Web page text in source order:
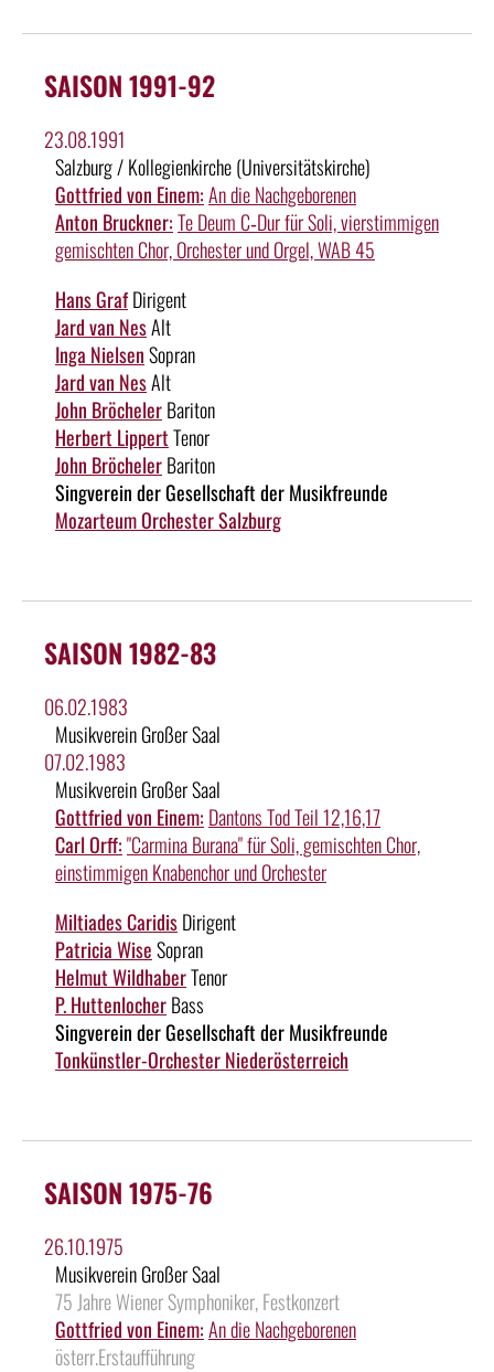
SAISON 1991-92
23.08.1991
Salzburg / Kollegienkirche (Universitätskirche)
Gottfried von Einem:An die Nachgeborenen
Anton Bruckner:Te Deum C‑Dur für Soli, vierstimmigen
gemischten Chor, Orchester und Orgel, WAB 45
Hans GrafDirigent
Jard van NesAlt
Inga NielsenSopran
Jard van NesAlt
John BröchelerBariton
Herbert LippertTenor
John BröchelerBariton
Singverein der Gesellschaft der Musikfreunde
Mozarteum Orchester Salzburg
SAISON 1982-83
06.02.1983
Musikverein Großer Saal
07.02.1983
Musikverein Großer Saal
Gottfried von Einem: Dantons Tod Teil 12,16,17
Carl Orff:"Carmina Burana" für Soli, gemischten Chor,
einstimmigen Knabenchor und Orchester
Miltiades CaridisDirigent
Patricia WiseSopran
Helmut WildhaberTenor
P. HuttenlocherBass
Singverein der Gesellschaft der Musikfreunde
Tonkünstler-Orchester Niederösterreich
SAISON 1975-76
26.10.1975
Musikverein Großer Saal
75 Jahre Wiener Symphoniker, Festkonzert
Gottfried von Einem:An die Nachgeborenen
österr.Erstaufführung